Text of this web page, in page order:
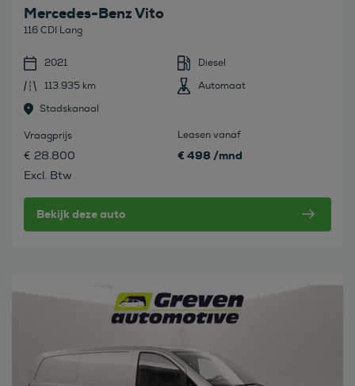
Mercedes-Benz Vito
116 CDI Lang
2021
Diesel
113.935 km
Automaat
Stadskanaal
Vraagprijs
€ 28.800
Excl. Btw
Leasen vanaf
€ 498 /mnd
Bekijk deze auto